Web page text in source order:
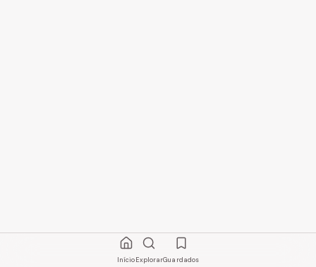
InícioExplorarGuardados